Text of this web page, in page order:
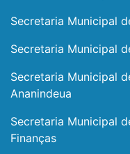
Secretaria Municipal
Secretaria Municipal
Secretaria Municipal
Ananindeua
Secretaria Municipal
Finanças